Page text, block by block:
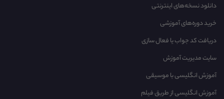
دانلود نسخه‌های اینترنتی
خرید دوره‌های آموزشی
دریافت کد جواب یا فعال سازی
سایت مدیریت آموزش
آموزش انگلیسی با موسیقی‌
آموزش انگلیسی از طریق فیلم